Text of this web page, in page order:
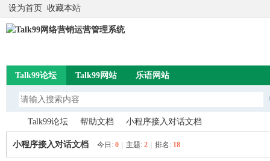
设为首页 收藏本站
Talk99论坛 Talk99网站 乐语网站
Talk99论坛 帮助文档 小程序接入对话文档
小程序接入对话文档 今日: 0 主题: 2 排名: 18